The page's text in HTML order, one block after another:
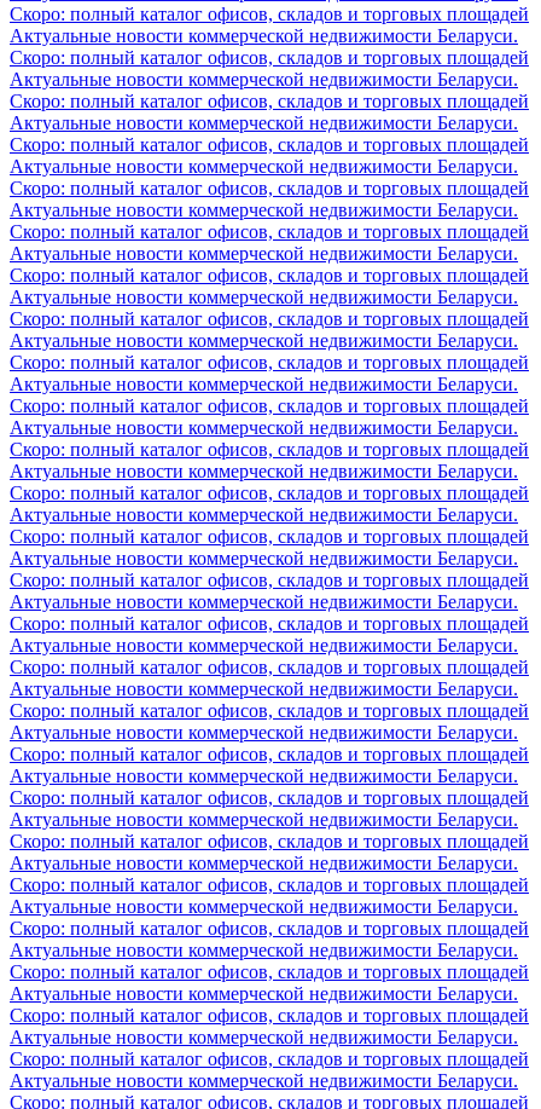
Скоро: полный каталог офисов, складов и торговых площадей
Актуальные новости коммерческой недвижимости Беларуси.
Скоро: полный каталог офисов, складов и торговых площадей
Актуальные новости коммерческой недвижимости Беларуси.
Скоро: полный каталог офисов, складов и торговых площадей
Актуальные новости коммерческой недвижимости Беларуси.
Скоро: полный каталог офисов, складов и торговых площадей
Актуальные новости коммерческой недвижимости Беларуси.
Скоро: полный каталог офисов, складов и торговых площадей
Актуальные новости коммерческой недвижимости Беларуси.
Скоро: полный каталог офисов, складов и торговых площадей
Актуальные новости коммерческой недвижимости Беларуси.
Скоро: полный каталог офисов, складов и торговых площадей
Актуальные новости коммерческой недвижимости Беларуси.
Скоро: полный каталог офисов, складов и торговых площадей
Актуальные новости коммерческой недвижимости Беларуси.
Скоро: полный каталог офисов, складов и торговых площадей
Актуальные новости коммерческой недвижимости Беларуси.
Скоро: полный каталог офисов, складов и торговых площадей
Актуальные новости коммерческой недвижимости Беларуси.
Скоро: полный каталог офисов, складов и торговых площадей
Актуальные новости коммерческой недвижимости Беларуси.
Скоро: полный каталог офисов, складов и торговых площадей
Актуальные новости коммерческой недвижимости Беларуси.
Скоро: полный каталог офисов, складов и торговых площадей
Актуальные новости коммерческой недвижимости Беларуси.
Скоро: полный каталог офисов, складов и торговых площадей
Актуальные новости коммерческой недвижимости Беларуси.
Скоро: полный каталог офисов, складов и торговых площадей
Актуальные новости коммерческой недвижимости Беларуси.
Скоро: полный каталог офисов, складов и торговых площадей
Актуальные новости коммерческой недвижимости Беларуси.
Скоро: полный каталог офисов, складов и торговых площадей
Актуальные новости коммерческой недвижимости Беларуси.
Скоро: полный каталог офисов, складов и торговых площадей
Актуальные новости коммерческой недвижимости Беларуси.
Скоро: полный каталог офисов, складов и торговых площадей
Актуальные новости коммерческой недвижимости Беларуси.
Скоро: полный каталог офисов, складов и торговых площадей
Актуальные новости коммерческой недвижимости Беларуси.
Скоро: полный каталог офисов, складов и торговых площадей
Актуальные новости коммерческой недвижимости Беларуси.
Скоро: полный каталог офисов, складов и торговых площадей
Актуальные новости коммерческой недвижимости Беларуси.
Скоро: полный каталог офисов, складов и торговых площадей
Актуальные новости коммерческой недвижимости Беларуси.
Скоро: полный каталог офисов, складов и торговых площадей
Актуальные новости коммерческой недвижимости Беларуси.
Скоро: полный каталог офисов, складов и торговых площадей
Актуальные новости коммерческой недвижимости Беларуси.
Скоро: полный каталог офисов, складов и торговых площадей